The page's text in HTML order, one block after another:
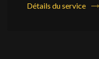
Détails du service